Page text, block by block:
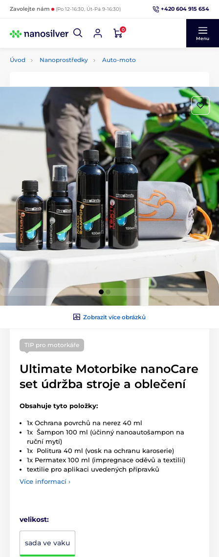
Zavolejte nám (Po 12-16:30, Út-Pá 9-16:30) +420 604 915 654
0
Menu
Úvod Nanoprostředky Auto-moto
Zobrazit více obrázků
TIP pro motorkáře
Ultimate Motorbike nanoCare
set údržba stroje a oblečení
Obsahuje tyto položky:
1x Ochrana povrchů na nerez 40 ml
1x Šampon 100 ml (účinný nanoautošampon na
ruční mytí)
1x Politura 40 ml (vosk na ochranu karoserie)
1x Permatex 100 ml (impregnace oděvů a textilií)
textilie pro aplikaci uvedených přípravků
Více informací ›
velikost:
sada ve vaku